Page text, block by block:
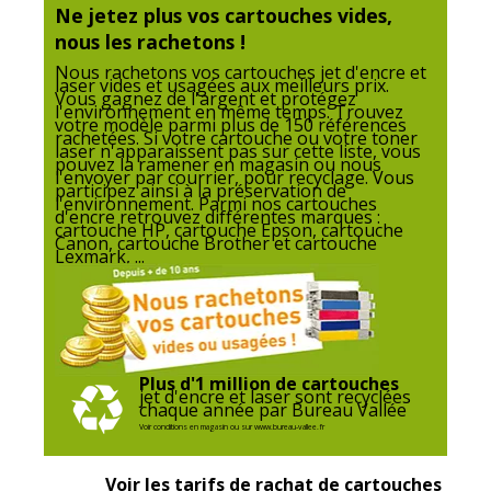
Code barre maitre 3584770881603
Marque UPrint
Référence produit fabricant 10268
Divers
Divers
Compatibilité
détaillée du
produit
Lexmark Impact S301
Interact S605, Interpret S405
S505,Pinnacle Pro901,Platinum
Pro905,Prestige Pro805,Prevail
Pro704,Prevail Pro705,Prospect
Pro205,S815 Genesis
Value Ink Interpret S409,Value Ink Pre
Ne jetez plus vos cartouches vides,
nous les rachetons !
Nous rachetons vos cartouches jet d'encre et
laser vides et usagées aux meilleurs prix.
Vous gagnez de l'argent et protégez
l'environnement en même temps. Trouvez
votre modèle parmi plus de 150 références
rachetées. Si votre cartouche ou votre toner
laser n'apparaissent pas sur cette liste, vous
pouvez la ramener en magasin ou nous
l'envoyer par courrier, pour recyclage. Vous
participez ainsi à la préservation de
l'environnement. Parmi nos cartouches
d'encre retrouvez différentes marques :
cartouche HP, cartouche Epson, cartouche
Canon, cartouche Brother et cartouche
Lexmark, ...
Plus d'1 million de cartouches
jet d'encre et laser sont recyclées
chaque année par Bureau Vallée
Voir conditions en magasin ou sur www.bureau-vallee.fr
Voir les tarifs de rachat de cartouches